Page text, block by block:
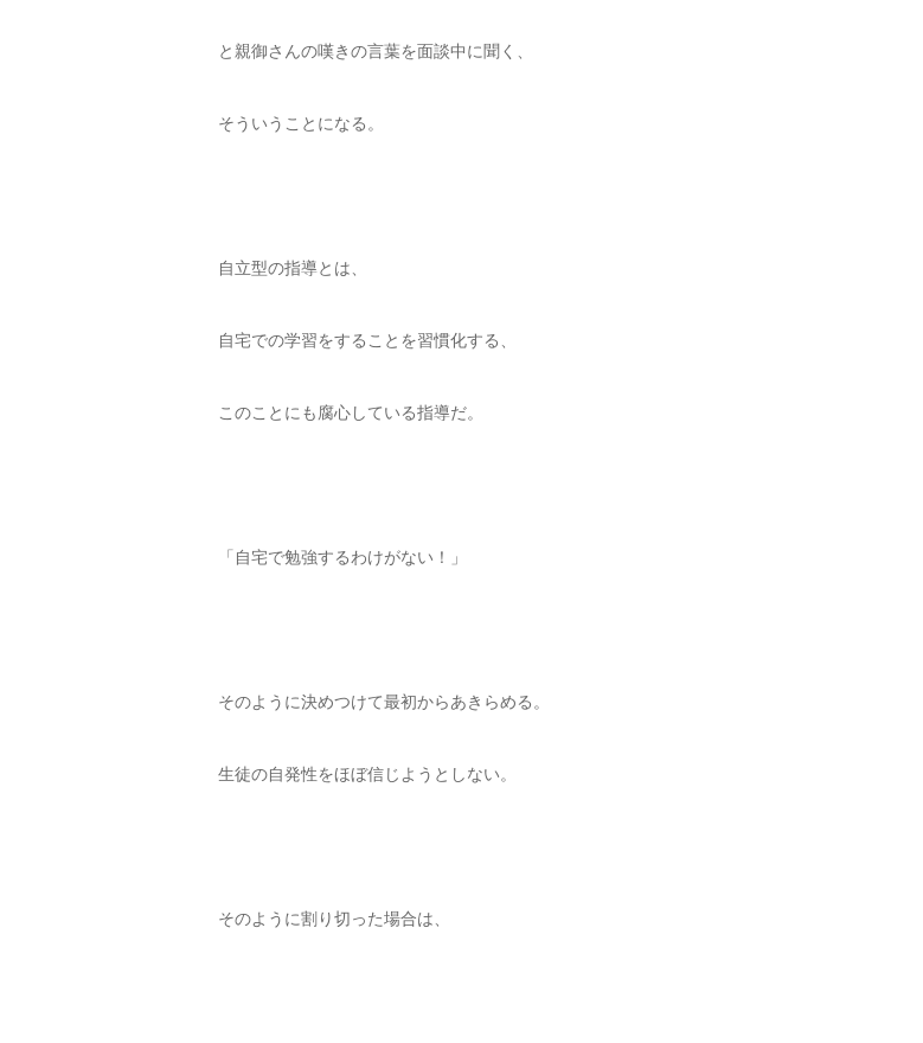
と親御さんの嘆きの言葉を面談中に聞く、
そういうことになる。
自立型の指導とは、
自宅での学習をすることを習慣化する、
このことにも腐心している指導だ。
「自宅で勉強するわけがない！」
そのように決めつけて最初からあきらめる。
生徒の自発性をほぼ信じようとしない。
そのように割り切った場合は、